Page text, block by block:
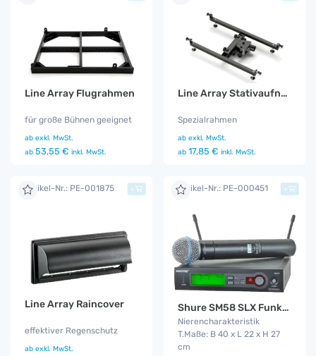
Line Array Flugrahmen
für große Bühnen geeignet
ab exkl. MwSt.
ab 53,55 € inkl. MwSt.
Line Array Stativaufnahme
Spezialrahmen
ab exkl. MwSt.
ab 17,85 € inkl. MwSt.
Artikel-Nr.: PE-001875
Line Array Raincover
effektiver Regenschutz
ab exkl. MwSt.
+ Artikel-Nr.: PE-000451
Shure SM58 SLX Funkmikro
Nierencharakteristik
T.Maße: B 40 x L 22 x H 27
cm
+